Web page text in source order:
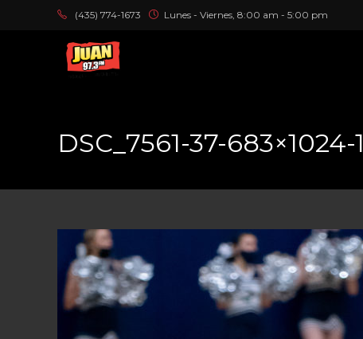
(435) 774-1673 Lunes - Viernes, 8:00 am - 5:00 pm
DSC_7561-37-683×1024-1